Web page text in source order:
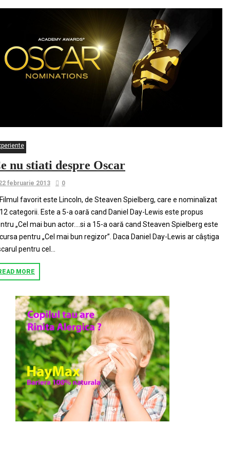
nu stiati despre Oscar
februarie 2013 0
favorit este Lincoln, de Steaven Spielberg, care e nominalizat
categorii. Este a 5-a oară cand Daniel Day-Lewis este propus
„Cel mai bun actor….si a 15-a oară cand Steaven Spielberg este
pentru „Cel mai bun regizor”. Daca Daniel Day-Lewis ar câștiga
pentru cel...
MORE